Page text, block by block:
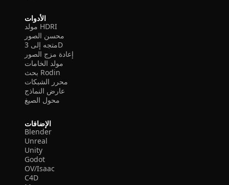
الأدوات
مولد HDRI
محسن الصور
متجه إلى 3D
إعادة مزج الصور
مولد الخامات
بحث Rodin
محرر الشبكات
عارض النماذج
محول الصيغ
الإضافات
Blender
Unreal
Unity
Godot
OV/Isaac
C4D